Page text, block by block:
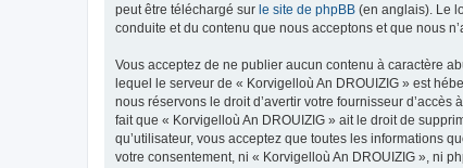
peut être téléchargé sur le site de phpBB (en anglais). Le
conduite et du contenu que nous acceptons et que nous
Vous acceptez de ne publier aucun contenu à caractère
lequel le serveur de « Korvigelloù An DROUIZIG » est
nous réservons le droit d’avertir votre fournisseur
fait que « Korvigelloù An DROUIZIG » ait le droit de
qu’utilisateur, vous acceptez que toutes les informations
votre consentement, ni « Korvigelloù An DROUIZIG », ni